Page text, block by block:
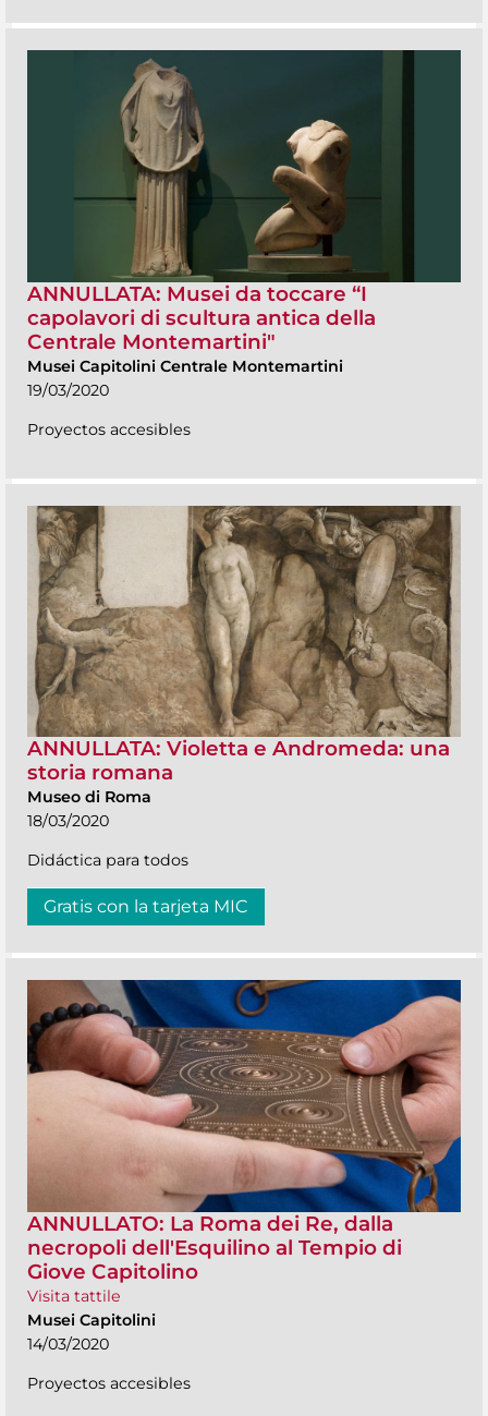
ANNULLATA: Musei da toccare “I
capolavori di scultura antica della
Centrale Montemartini"
Musei Capitolini Centrale Montemartini
19/03/2020
Proyectos accesibles
ANNULLATA: Violetta e Andromeda: una
storia romana
Museo di Roma
18/03/2020
Didáctica para todos
Gratis con la tarjeta MIC
ANNULLATO: La Roma dei Re, dalla
necropoli dell'Esquilino al Tempio di
Giove Capitolino
Visita tattile
Musei Capitolini
14/03/2020
Proyectos accesibles